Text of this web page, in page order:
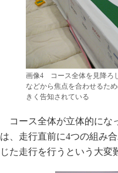
画像4 コース全体を見降ろ
などから焦点を合わせるた
きく告知されている
コース全体が立体的にな
は、走行直前に4つの組み
じた走行を行うという大変